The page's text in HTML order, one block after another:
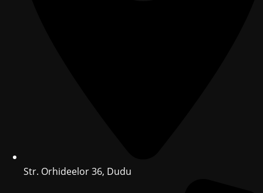
Str. Orhideelor 36, Dudu